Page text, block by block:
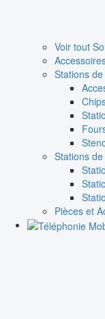
Voir tout
Stations
Stations
Pièces et